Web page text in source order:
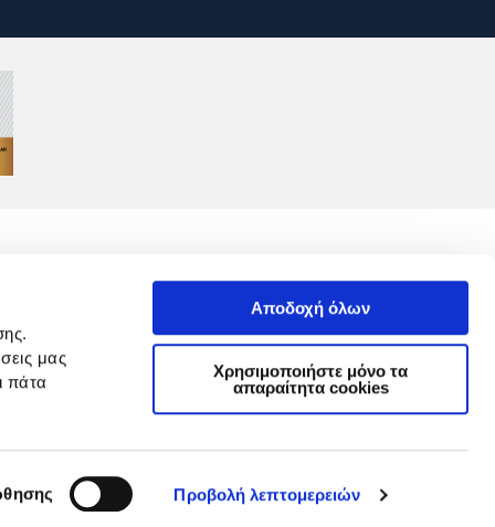
μας
πάτα
Προβολή λεπτομερειών
Αποδοχή όλων
Χρησιμοποιήστε μόνο τα
απαραίτητα cookies
GDPR